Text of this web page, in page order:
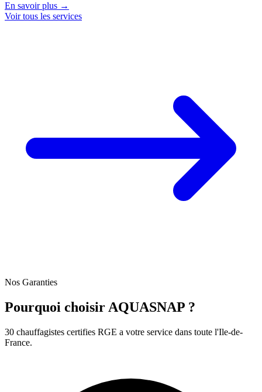
En savoir plus →
Voir tous les services
Nos Garanties
Pourquoi choisir AQUASNAP ?
30 chauffagistes certifies RGE a votre service dans toute l'Ile-de-
France.